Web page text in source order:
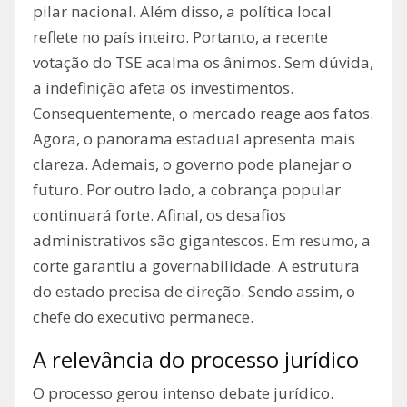
pilar nacional. Além disso, a política local
reflete no país inteiro. Portanto, a recente
votação do TSE acalma os ânimos. Sem dúvida,
a indefinição afeta os investimentos.
Consequentemente, o mercado reage aos fatos.
Agora, o panorama estadual apresenta mais
clareza. Ademais, o governo pode planejar o
futuro. Por outro lado, a cobrança popular
continuará forte. Afinal, os desafios
administrativos são gigantescos. Em resumo, a
corte garantiu a governabilidade. A estrutura
do estado precisa de direção. Sendo assim, o
chefe do executivo permanece.
A relevância do processo jurídico
O processo gerou intenso debate jurídico.